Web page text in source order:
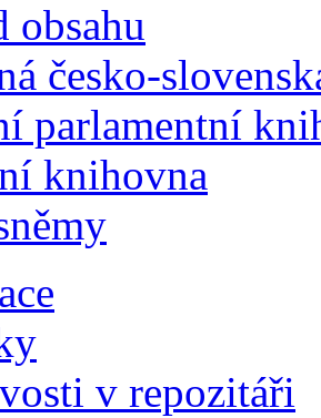
obsahu
česko-
parlamentní
knihovna
v repozitáři